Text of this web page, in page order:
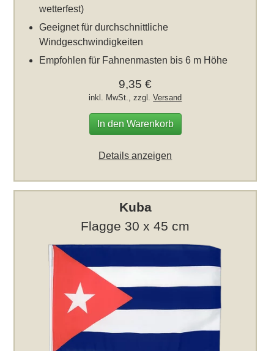
wetterfest)
Geeignet für durchschnittliche
Windgeschwindigkeiten
Empfohlen für Fahnenmasten bis 6 m Höhe
9,35 €
inkl. MwSt., zzgl.Versand
In den Warenkorb
Details anzeigen
Kuba
Flagge 30 x 45 cm